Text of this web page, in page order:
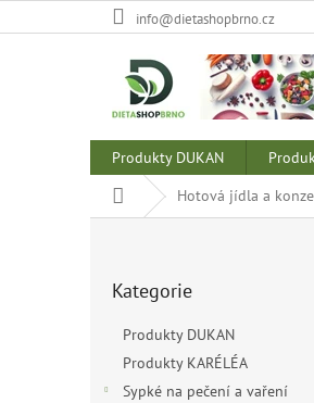
na
info@dietashopbrno.cz
Produkty DUKAN
Domů
Hotová jídla a
kategorie
Kategorie
Produkty DUKAN
Produkty KARÉLÉA
Sypké na pečení a vaření